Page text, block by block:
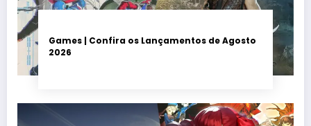
Games | Confira os Lançamentos de Agosto
2026